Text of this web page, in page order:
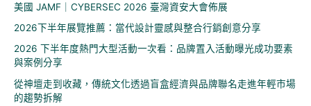
美國 JAMF｜CYBERSEC 2026 臺灣資安大會佈展
2026下半年展覽推薦：當代設計靈感與整合行銷創意分享
2026 下半年度熱門大型活動一次看：品牌置入活動曝光成功要素
與案例分享
從神壇走到收藏，傳統文化透過盲盒經濟與品牌聯名走進年輕市場
的趨勢拆解